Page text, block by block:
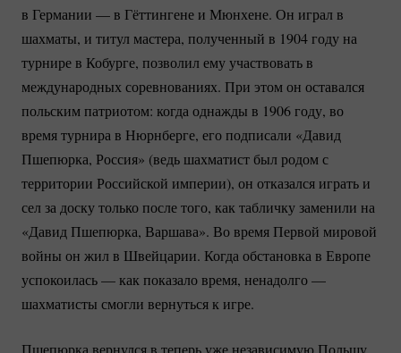
в Германии — в Гёттингене и Мюнхене. Он играл в
шахматы, и титул мастера, полученный в 1904 году на
турнире в Кобурге, позволил ему участвовать в
международных соревнованиях. При этом он оставался
польским патриотом: когда однажды в 1906 году, во
время турнира в Нюрнберге, его подписали «Давид
Пшепюрка, Россия» (ведь шахматист был родом с
территории Российской империи), он отказался играть и
сел за доску только после того, как табличку заменили на
«Давид Пшепюрка, Варшава». Во время Первой мировой
войны он жил в Швейцарии. Когда обстановка в Европе
успокоилась — как показало время, ненадолго —
шахматисты смогли вернуться к игре.
Пшепюрка вернулся в теперь уже независимую Польшу,